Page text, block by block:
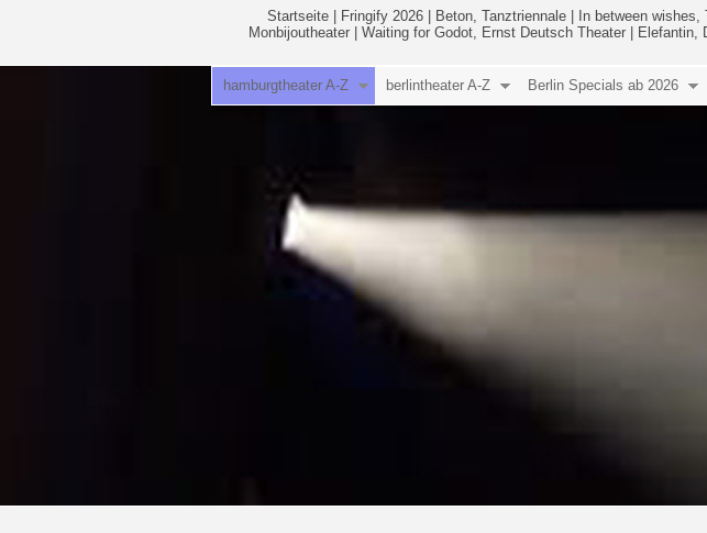
Startseite Fringify 2026 Beton, Tanztriennale In between wishes,
Monbijoutheater
Waiting for Godot, Ernst Deutsch Theater Elefantin,
hamburgtheater A-Z berlintheater A-Z Berlin Specials ab 2026